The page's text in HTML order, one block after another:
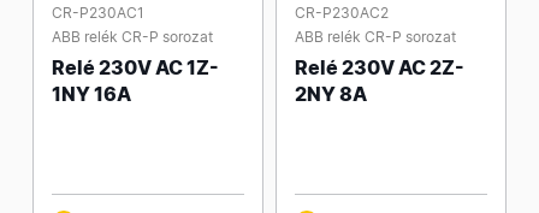
CR-P230AC1
ABB relék CR-P sorozat
Relé 230V AC 1Z-
1NY 16A
CR-P230AC2
ABB relék CR-P sorozat
Relé 230V AC 2Z-
2NY 8A